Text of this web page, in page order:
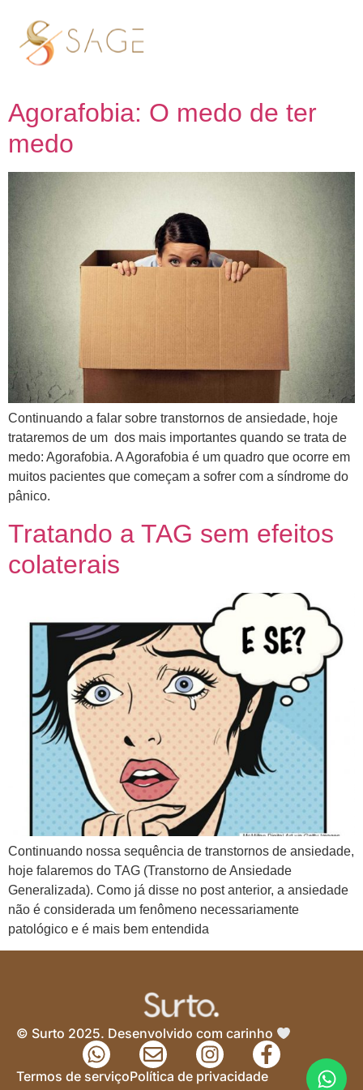
Tag: Acupuntura e
ansiedade
Agorafobia: O medo de ter
medo
Continuando a falar sobre transtornos de ansiedade, hoje
trataremos de um dos mais importantes quando se trata de
medo: Agorafobia. A Agorafobia é um quadro que ocorre em
muitos pacientes que começam a sofrer com a síndrome do
pânico.
Tratando a TAG sem efeitos
colaterais
Continuando nossa sequência de transtornos de ansiedade,
hoje falaremos do TAG (Transtorno de Ansiedade
Generalizada). Como já disse no post anterior, a ansiedade
não é considerada um fenômeno necessariamente
patológico e é mais bem entendida
© Surto 2025. Desenvolvido com carinho
Termos de serviçoPolítica de privacidade